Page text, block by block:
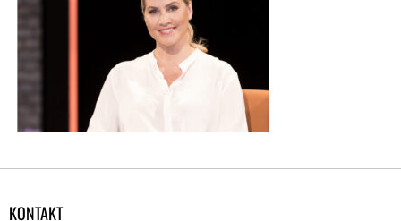
KONTAKT